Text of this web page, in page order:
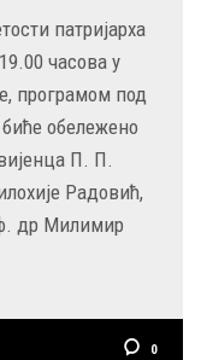
патријарха
часова у
програмом под
обележено
П. П.
Радовић,
др Милимир
0